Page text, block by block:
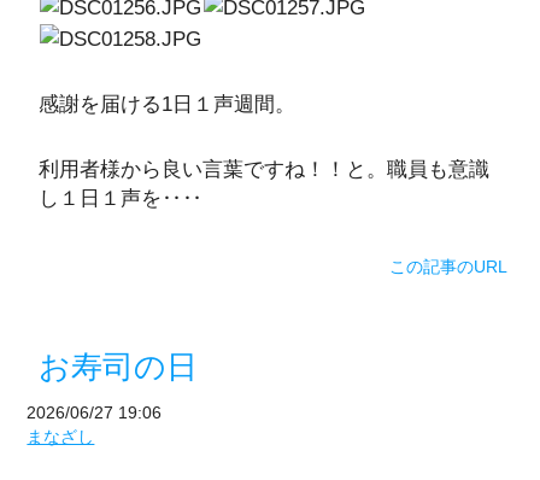
感謝を届ける1日１声週間。
利用者様から良い言葉ですね！！と。職員も意識
し１日１声を‥‥
この記事のURL
お寿司の日
2026/06/27 19:06
まなざし